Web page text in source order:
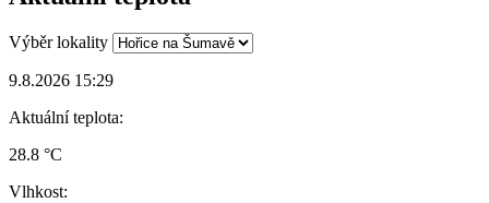
Výběr lokality
9.8.2026 15:29
Aktuální teplota:
28.8 °C
Vlhkost: